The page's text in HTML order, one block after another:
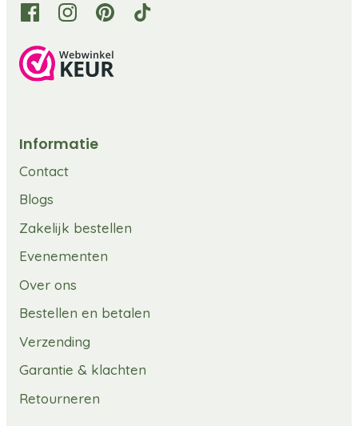
Informatie
Contact
Blogs
Zakelijk bestellen
Evenementen
Over ons
Bestellen en betalen
Verzending
Garantie & klachten
Retourneren